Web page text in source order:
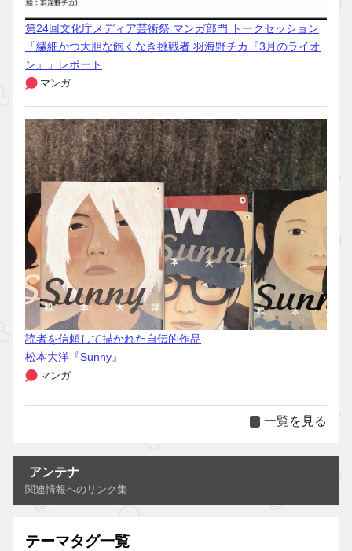
第24回文化庁メディア芸術祭 マンガ部門 トークセッション
「繊細かつ大胆な飽くなき挑戦者 羽海野チカ『3月のライオ
ン』」レポート
マンガ
読者を信頼して描かれた自伝的作品
松本大洋『Sunny』
マンガ
一覧を見る
アンテナ
関連情報へのリンク集
テーマタグ一覧